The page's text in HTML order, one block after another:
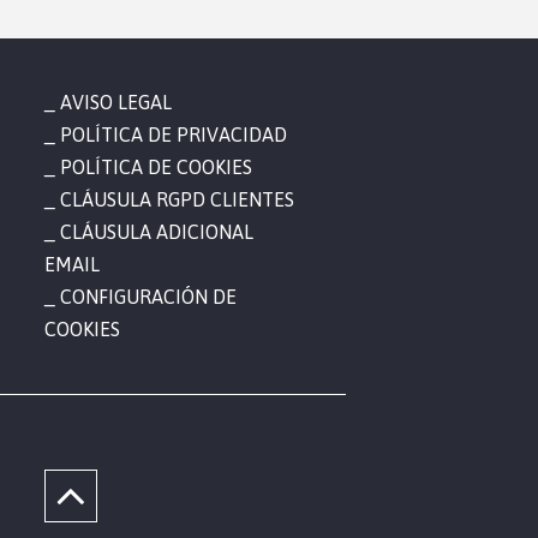
AVISO LEGAL
POLÍTICA DE PRIVACIDAD
POLÍTICA DE COOKIES
CLÁUSULA RGPD CLIENTES
CLÁUSULA ADICIONAL
EMAIL
CONFIGURACIÓN DE
COOKIES